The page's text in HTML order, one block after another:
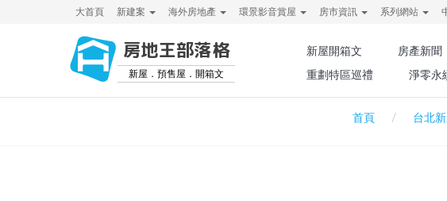
大首頁 新建案 海外房地產 環景影音賞屋 房市資訊 系列網站
房地王部落格
新屋．預售屋．開箱文
新屋開箱文 房產新聞
重劃特區巡禮
淨零永
首頁 台北